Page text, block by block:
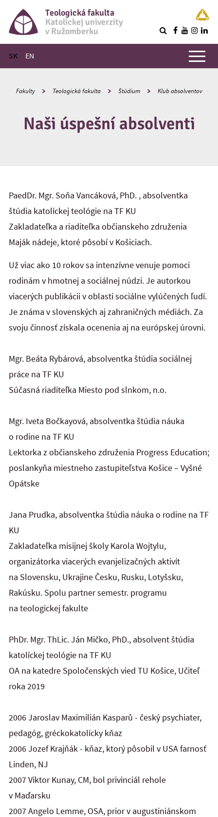
Teologická fakulta
Katolíckej univerzity
v Ružomberku
SK EN
Hlavné menu
Fakulty Teologická fakulta Štúdium Klub absolventov
Naši úspešní absolventi
PaedDr. Mgr. Soňa Vancáková, PhD. , absolventka
štúdia katolíckej teológie na TF KU
Zakladateľka a riaditeľka občianskeho združenia
Maják nádeje, ktoré pôsobí v Košiciach.
Už viac ako 10 rokov sa intenzívne venuje pomoci
rodinám v hmotnej a sociálnej núdzi. Je autorkou
viacerých publikácii v oblasti sociálne vylúčených ľudí.
Je známa v slovenských aj zahraničných médiách. Za
svoju činnosť získala ocenenia aj na európskej úrovni.
Mgr. Beáta Rybárová, absolventka štúdia sociálnej
práce na TF KU
Súčasná riaditeľka Miesto pod slnkom, n.o.
Mgr. Iveta Bočkayová, absolventka štúdia náuka
o rodine na TF KU
Lektorka z občianskeho združenia Progress Education;
poslankyňa miestneho zastupiteľstva Košice – Vyšné
Opátske
Jana Prudka, absolventka štúdia náuka o rodine na TF
KU
Zakladateľka misijnej školy Karola Wojtylu,
organizátorka viacerých evanjelizačných aktivít
na Slovensku, Ukrajine Česku, Rusku, Lotyšsku,
Rakúsku. Spolu partner semestr. programu
na teologickej fakulte
PhDr. Mgr. ThLic. Ján Mičko, PhD., absolvent štúdia
katolíckej teológie na TF KU
OA na katedre Spoločenských vied TU Košice, Učiteľ
roka 2019
2006 Jaroslav Maximilián Kasparů - český psychiater,
pedagóg, gréckokatolícky kňaz
2006 Jozef Krajňák - kňaz, ktorý pôsobil v USA farnosť
Linden, NJ
2007 Viktor Kunay, CM, bol privinciál rehole
v Maďarsku
2007 Angelo Lemme, OSA, prior v augustiniánskom